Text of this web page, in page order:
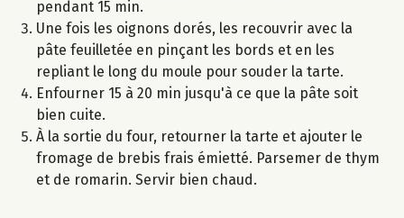
pendant 15 min.
Une fois les oignons dorés, les recouvrir avec la
pâte feuilletée en pinçant les bords et en les
repliant le long du moule pour souder la tarte.
Enfourner 15 à 20 min jusqu'à ce que la pâte soit
bien cuite.
À la sortie du four, retourner la tarte et ajouter le
fromage de brebis frais émietté. Parsemer de thym
et de romarin. Servir bien chaud.